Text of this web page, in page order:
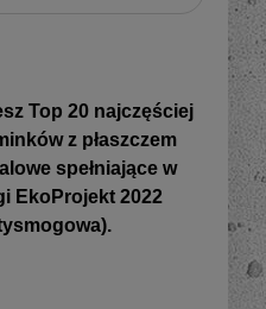
Top 20 najczęściej
z płaszczem
spełniające w
EkoProjekt 2022